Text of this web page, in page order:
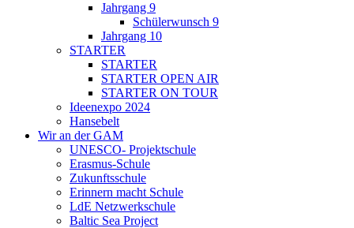
Jahrgang 9
Schülerwunsch 9
Jahrgang 10
STARTER
STARTER
STARTER OPEN AIR
STARTER ON TOUR
Ideenexpo 2024
Hansebelt
Wir an der GAM
UNESCO- Projektschule
Erasmus-Schule
Zukunftsschule
Erinnern macht Schule
LdE Netzwerkschule
Baltic Sea Project